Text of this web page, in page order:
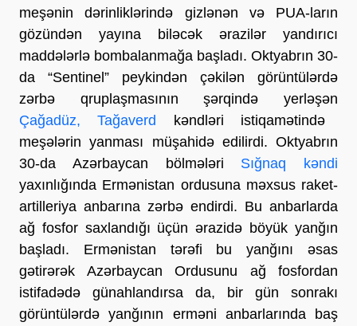
meşənin dərinliklərində gizlənən və PUA-ların
gözündən yayına biləcək ərazilər yandırıcı
maddələrlə bombalanmağa başladı. Oktyabrın 30-
da “Sentinel” peykindən çəkilən görüntülərdə
zərbə qruplaşmasının şərqində yerləşən
Çağadüz, Tağaverd kəndləri istiqamətində
meşələrin yanması müşahidə edilirdi. Oktyabrın
30-da Azərbaycan bölmələri Sığnaq kəndi
yaxınlığında Ermənistan ordusuna məxsus raket-
artilleriya anbarına zərbə endirdi. Bu anbarlarda
ağ fosfor saxlandığı üçün ərazidə böyük yanğın
başladı. Ermənistan tərəfi bu yanğını əsas
gətirərək Azərbaycan Ordusunu ağ fosfordan
istifadədə günahlandırsa da, bir gün sonrakı
görüntülərdə yanğının erməni anbarlarında baş